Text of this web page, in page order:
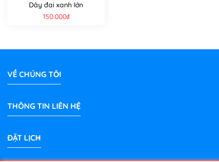
Dây đai xanh lớn
150.000₫
VỀ CHÚNG TÔI
THÔNG TIN LIÊN HỆ
ĐẶT LỊCH